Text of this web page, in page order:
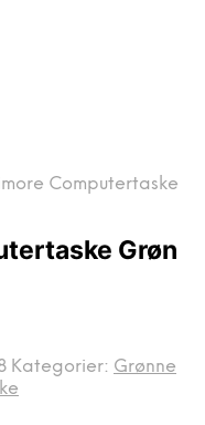
Computertaske
Grøn
Kategorier: Grønne